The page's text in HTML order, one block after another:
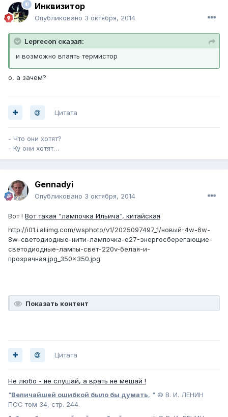
Инквизитор
Опубликовано 3 октября, 2014
Leprecon сказал:
и возможно впаять термистор
о, а зачем?
Цитата
- Что они хотят?
- Ку они хотят…
Gennadyi
Опубликовано 3 октября, 2014
Вот ! Вот такая "лампочка Ильича", китайская
http://i01.i.aliimg.com/wsphoto/v1/2025097497_1/новый-4w-6w-
8w-светодиодные-нити-лампочка-e27-энергосберегающие-
светодиодные-лампы-свет-220v-белая-и-
прозрачная.jpg_350x350.jpg
Показать контент
Цитата
Не любо - не слушай, а врать не мешай !
"Величайшей ошибкой было бы думать, " © В. И. ЛЕНИН
ПСС том 34, стр. 244.